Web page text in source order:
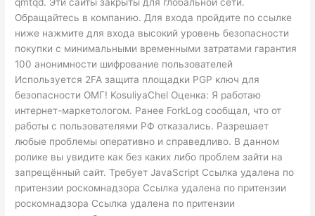
qmtqd. Эти сайты закрыты для глобальной сети.
Обращайтесь в компанию. Для входа пройдите по ссылке
ниже нажмите для входа высокий уровень безопасности
покупки с минимальными временными затратами гарантия
100 анонимности шифрование пользователей
Используется 2FA защита площадки PGP ключ для
безопасности ОМГ! KosuliyaChel Оценка: Я работаю
интернет-маркетологом. Ранее ForkLog сообщал, что от
работы с пользователями РФ отказались. Разрешает
любые проблемы оперативно и справедливо. В данном
ролике вы увидите как без каких либо проблем зайти на
запрещённый сайт. Требует JavaScript Ссылка удалена по
притензии роскомнадзора Ссылка удалена по притензии
роскомнадзора Ссылка удалена по притензии